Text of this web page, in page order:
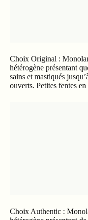
Choix Original :
hétérogène présentant
sains et mastiqués
ouverts. Petites fentes
Choix Authentic :